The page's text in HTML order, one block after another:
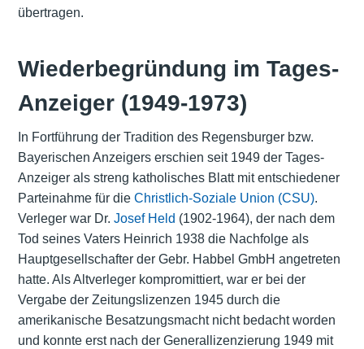
übertragen.
Wiederbegründung im Tages-
Anzeiger (1949-1973)
In Fortführung der Tradition des Regensburger bzw.
Bayerischen Anzeigers erschien seit 1949 der Tages-
Anzeiger als streng katholisches Blatt mit entschiedener
Parteinahme für die Christlich-Soziale Union (CSU).
Verleger war Dr. Josef Held (1902-1964), der nach dem
Tod seines Vaters Heinrich 1938 die Nachfolge als
Hauptgesellschafter der Gebr. Habbel GmbH angetreten
hatte. Als Altverleger kompromittiert, war er bei der
Vergabe der Zeitungslizenzen 1945 durch die
amerikanische Besatzungsmacht nicht bedacht worden
und konnte erst nach der Generallizenzierung 1949 mit